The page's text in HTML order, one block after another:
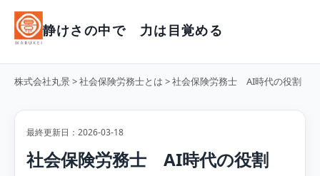
静けさの中で 力は目覚める
株式会社丸景>社会保険労務士とは > 社会保険労務士 AI時代の役割
最終更新日：2026-03-18
社会保険労務士 AI時代の役割